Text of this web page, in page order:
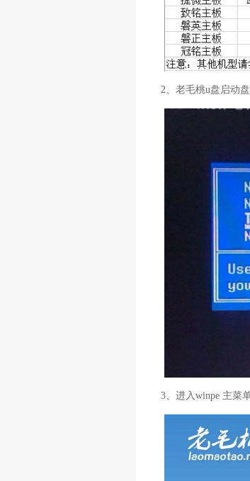
2、老毛桃u盘启动
3、进入winpe 主菜